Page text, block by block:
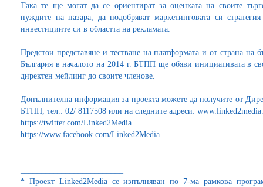
Така те ще могат да се ориентират за оценката на своите
нуждите на пазара, да подобряват маркетинговата си
инвестициите си в областта на рекламата.
Предстои представяне и тестване на платформата и от страна на
България в началото на 2014 г. БТПП ще обяви инициативата в
директен мейлинг до своите членове.
Допълнителна информация за проекта можете да получите от
БТПП, тел.: 02/ 8117508 или на следните адреси:
https://twitter.com/Linked2Media
https://www.facebook.com/Linked2Media
* Проект Linked2Media се изпълняван по 7-ма рамкова